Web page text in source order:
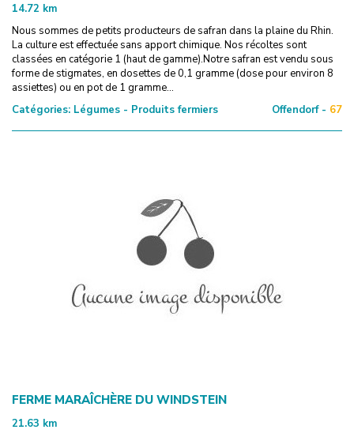
14.72 km
Nous sommes de petits producteurs de safran dans la plaine du Rhin.
La culture est effectuée sans apport chimique. Nos récoltes sont
classées en catégorie 1 (haut de gamme).Notre safran est vendu sous
forme de stigmates, en dosettes de 0,1 gramme (dose pour environ 8
assiettes) ou en pot de 1 gramme...
Catégories: Légumes - Produits fermiers Offendorf - 67
FERME MARAÎCHÈRE DU WINDSTEIN
21.63 km